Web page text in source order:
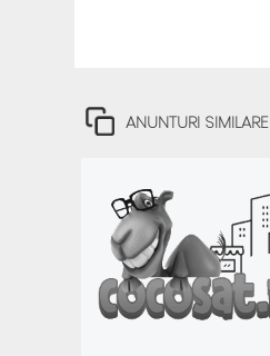
ANUNTURI SIMILARE